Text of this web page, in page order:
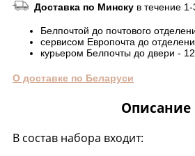
Доставка по Минску в течение
Белпочтой до почтового
сервисом Европочта до
курьером Белпочты до двери -
О доставке по Беларуси
Описание
В состав набора входит: